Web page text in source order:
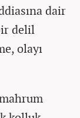
dair
delil
olayı